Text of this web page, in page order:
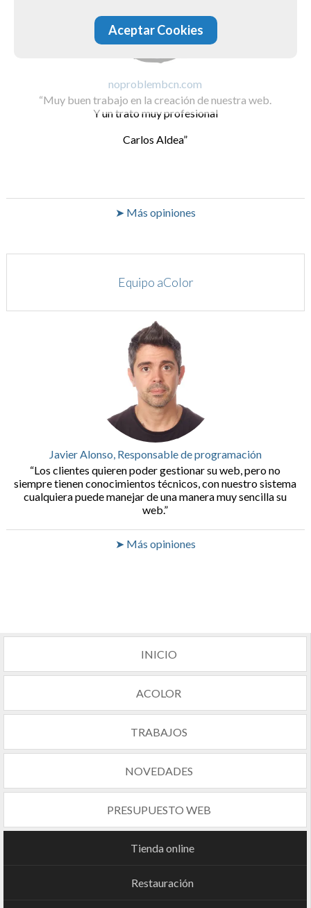
noproblembcn.com
Muy buen trabajo en la creación de nuestra web.
Y un trato muy profesional
Carlos Aldea
➤ Más opiniones
Equipo aColor
Javier Alonso, Responsable de programación
Los clientes quieren poder gestionar su web, pero no
siempre tienen conocimientos técnicos, con nuestro sistema
cualquiera puede manejar de una manera muy sencilla su
web.
➤ Más opiniones
INICIO
ACOLOR
TRABAJOS
NOVEDADES
PRESUPUESTO WEB
Tienda online
Restauración
Aceptar Cookies